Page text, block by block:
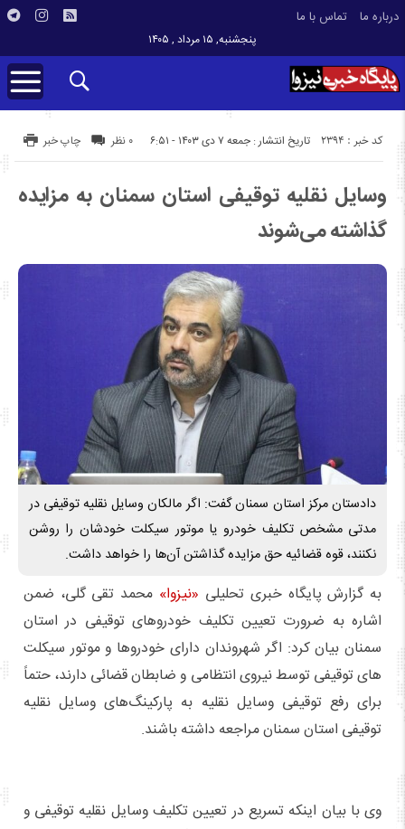
درباره ما تماس با ما
پنجشنبه, ۱۵ مرداد , ۱۴۰۵
تاریخ انتشار : جمعه ۷ دی ۱۴۰۳ - ۶:۵۱ کد خبر : 2394 چاپ خبر ۰ نظر
وسایل نقلیه توقیفی استان سمنان به مزایده
گذاشته می‌شوند
دادستان مرکز استان سمنان گفت: اگر مالکان وسایل نقلیه توقیفی در
مدتی مشخص تکلیف خودرو یا موتور سیکلت خودشان را روشن
نکنند، قوه قضائیه حق مزایده گذاشتن آن‌ها را خواهد داشت.
به گزارش پایگاه خبری تحلیلی «نیزوا» محمد تقی گلی، ضمن
اشاره به ضرورت تعیین تکلیف خودروهای توقیفی در استان
سمنان بیان کرد: اگر شهروندان دارای خودروها و موتور سیکلت
های توقیفی توسط نیروی انتظامی و ضابطان قضائی دارند، حتماً
برای رفع توقیفی وسایل نقلیه به پارکینگ‌های وسایل نقلیه
توقیفی استان سمنان مراجعه داشته باشند.
وی با بیان اینکه تسریع در تعیین تکلیف وسایل نقلیه توقیفی و